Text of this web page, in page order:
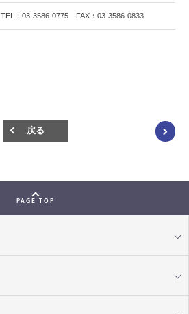
TEL：03-3586-0775 FAX：03-3586-0833
戻る
PAGE TOP